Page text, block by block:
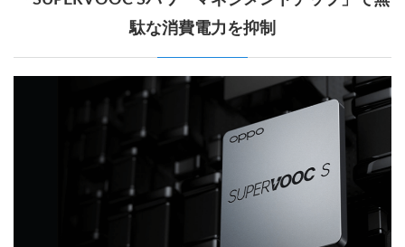
駄な消費電力を抑制